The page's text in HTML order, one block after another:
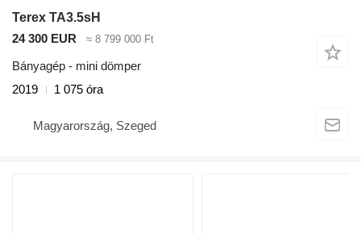
Terex TA3.5sH
24 300 EUR
≈ 8 799 000 Ft
Bányagép - mini dömper
2019
1 075 óra
Magyarország, Szeged